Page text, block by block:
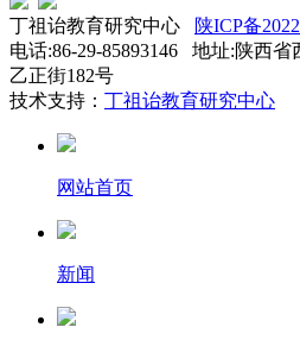
丁祖诒教育研究中心
陕ICP备
电话:86-29-85893146 地址:陕西
乙正街182号
技术支持： 丁祖诒教育研究中心
网站首页
新闻